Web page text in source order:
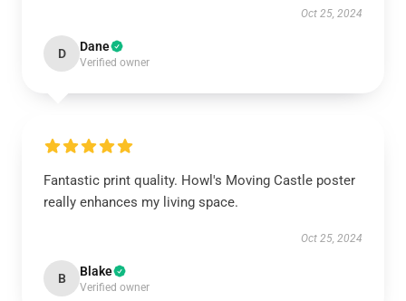
Oct 25, 2024
D Dane
Verified owner
Fantastic print quality. Howl's Moving Castle poster
really enhances my living space.
Oct 25, 2024
B Blake
Verified owner